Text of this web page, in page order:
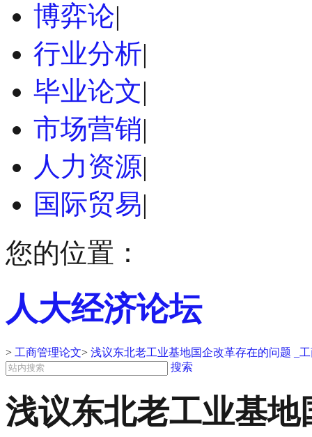
博弈论|
行业分析|
毕业论文|
市场营销|
人力资源|
国际贸易|
您的位置：
人大经济论坛
> 工商管理论文> 浅议东北老工业基地国企改革存在的问题 _
搜索
浅议东北老工业基